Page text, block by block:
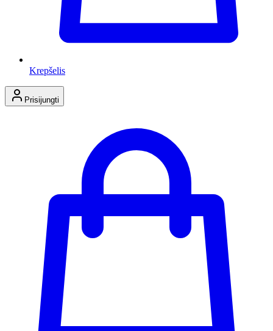
Krepšelis
Prisijungti